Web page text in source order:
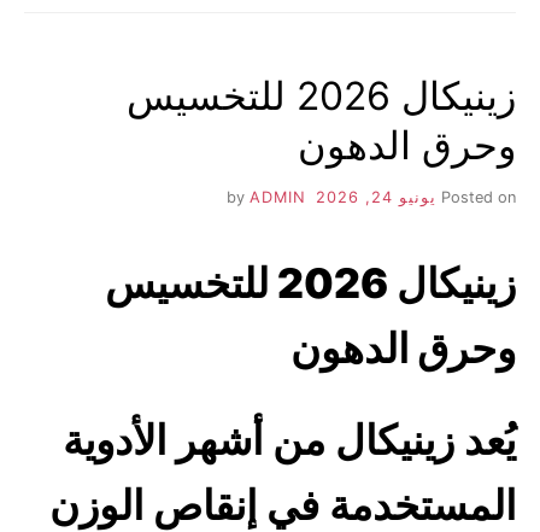
زينيكال 2026 للتخسيس
وحرق الدهون
Posted on يونيو 24, 2026 ADMIN
زينيكال 2026 للتخسيس
وحرق الدهون
يُعد زينيكال من أشهر الأدوية
المستخدمة في إنقاص الوزن